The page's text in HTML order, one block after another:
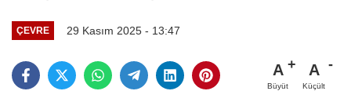
ÇEVRE 29 Kasım 2025 - 13:47
A
Büyüt
A
Küçült